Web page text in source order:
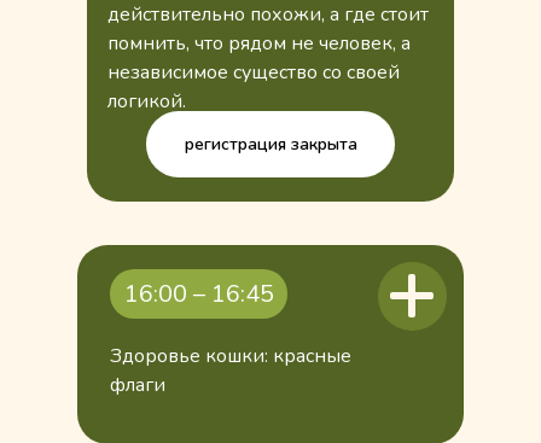
действительно похожи, а где стоит
помнить, что рядом не человек, а
независимое существо со своей
логикой.
регистрация закрыта
Здоровье кошки: красные
флаги
16:00 – 16:45
2016 год 2017 год
мы проводим уже шестой
фестиваль, посмотрите, как
прошли предыдущие